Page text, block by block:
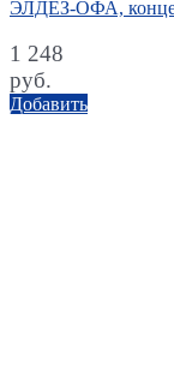
ЭЛДЕЗ-ОФА,
1 248
руб.
Добавить